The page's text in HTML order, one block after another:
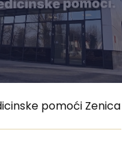
pomoći Zenica